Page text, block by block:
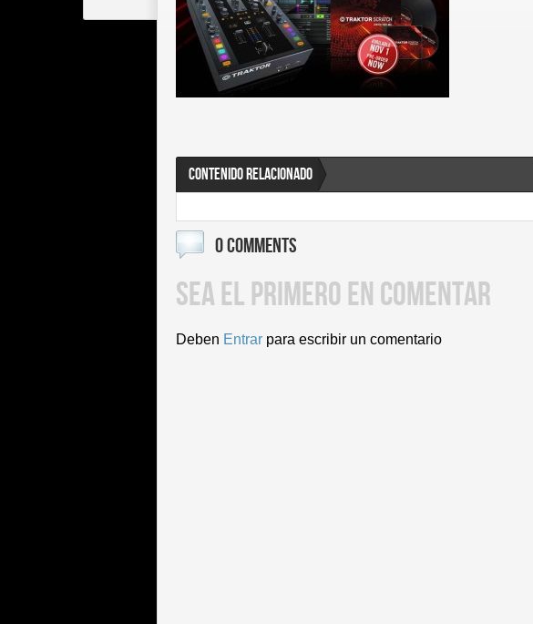
CONTENIDO RELACIONADO
0 COMMENTS
SEA EL PRIMERO EN COMENTAR
Deben Entrar para escribir un comentario